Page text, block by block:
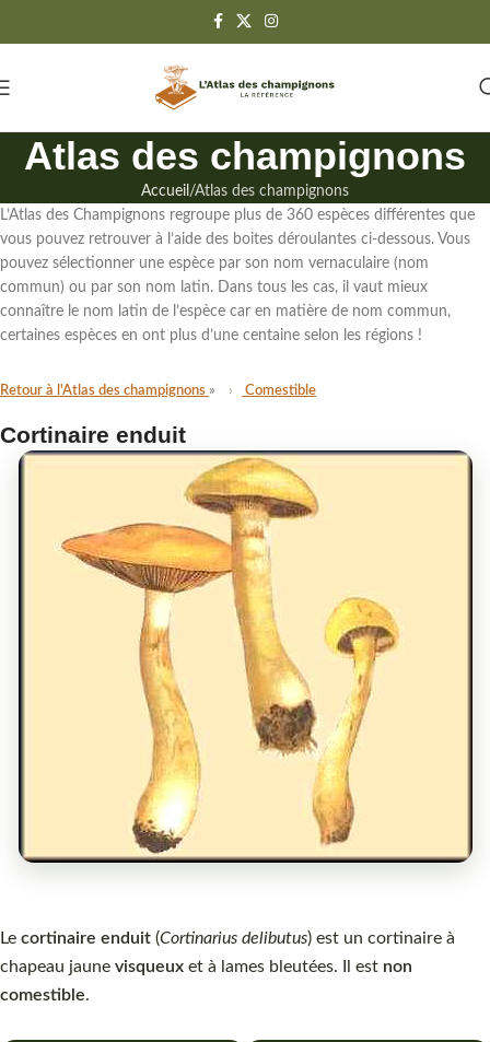
Atlas des champignons
Accueil Atlas des champignons
L’Atlas des Champignons regroupe plus de 360 espèces différentes que
vous pouvez retrouver à l’aide des boites déroulantes ci-dessous. Vous
pouvez sélectionner une espèce par son nom vernaculaire (nom
commun) ou par son nom latin. Dans tous les cas, il vaut mieux
connaître le nom latin de l’espèce car en matière de nom commun,
certaines espèces en ont plus d’une centaine selon les régions !
Retour à l'Atlas des champignons Comestible
Cortinaire enduit
Le cortinaire enduit (Cortinarius delibutus) est un cortinaire à
chapeau jaune visqueux et à lames bleutées. Il est non
comestible.